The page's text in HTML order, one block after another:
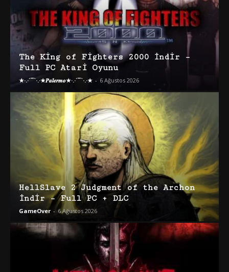
The King of Fighters 2000 İndir –
Full PC Atari Oyunu
★·.·´¯`·.·★𝑷𝒂𝒍𝒆𝒓𝒎𝒐★·.·´¯`·.·★ - 6 Ağustos 2026
HellSlave 2 Judgment of the Archon
İndir – Full PC + DLC
GameOver - 6 Ağustos 2026